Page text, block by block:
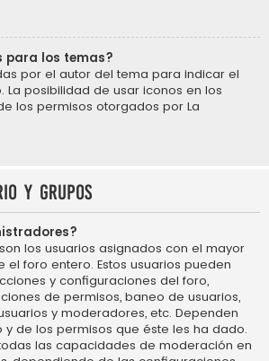
para los temas?
por el autor del tema para indicar el
La posibilidad de usar iconos en los
los permisos otorgados por La
y grupos
los usuarios asignados con el mayor
el foro entero. Estos usuarios pueden
y configuraciones del foro,
de permisos, baneo de usuarios,
y moderadores, etc. Dependen
de los permisos que éste les ha dado.
las capacidades de moderación en